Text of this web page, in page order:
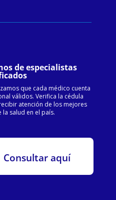
de especialistas
que cada médico cuenta
válidos. Verifica la cédula
atención de los mejores
salud en el país.
Consultar aquí